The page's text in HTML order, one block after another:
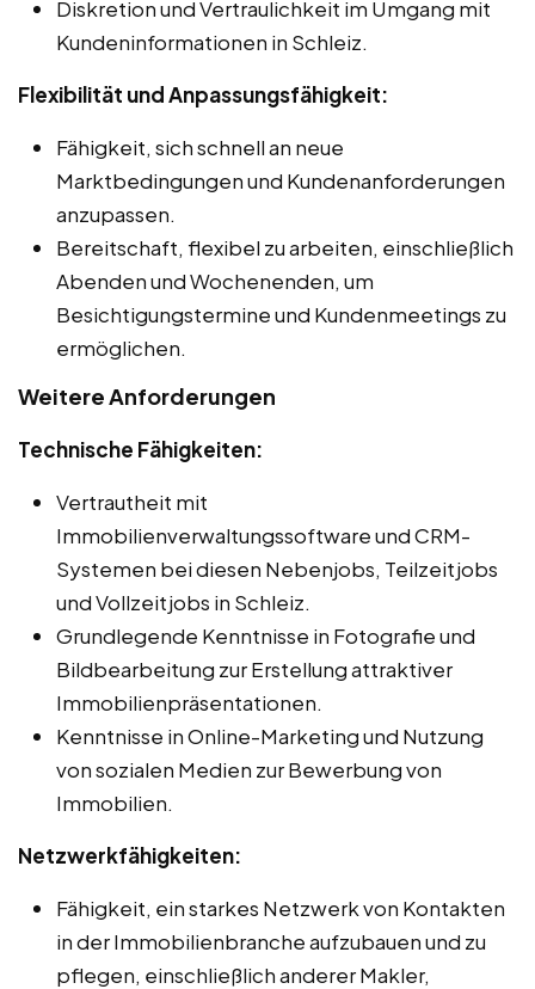
Diskretion und Vertraulichkeit im Umgang mit
Kundeninformationen in Schleiz.
Flexibilität und Anpassungsfähigkeit:
Fähigkeit, sich schnell an neue
Marktbedingungen und Kundenanforderungen
anzupassen.
Bereitschaft, flexibel zu arbeiten, einschließlich
Abenden und Wochenenden, um
Besichtigungstermine und Kundenmeetings zu
ermöglichen.
Weitere Anforderungen
Technische Fähigkeiten:
Vertrautheit mit
Immobilienverwaltungssoftware und CRM-
Systemen bei diesen Nebenjobs, Teilzeitjobs
und Vollzeitjobs in Schleiz.
Grundlegende Kenntnisse in Fotografie und
Bildbearbeitung zur Erstellung attraktiver
Immobilienpräsentationen.
Kenntnisse in Online-Marketing und Nutzung
von sozialen Medien zur Bewerbung von
Immobilien.
Netzwerkfähigkeiten:
Fähigkeit, ein starkes Netzwerk von Kontakten
in der Immobilienbranche aufzubauen und zu
pflegen, einschließlich anderer Makler,